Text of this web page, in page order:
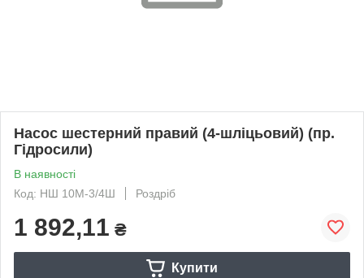
Насос шестерний правий (4-шліцьовий) (пр.
Гідросили)
В наявності
Код: НШ 10М-3/4Ш
Роздріб
1 892,11 ₴
Купити